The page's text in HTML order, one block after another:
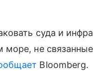
суда и
не
Bloomberg.